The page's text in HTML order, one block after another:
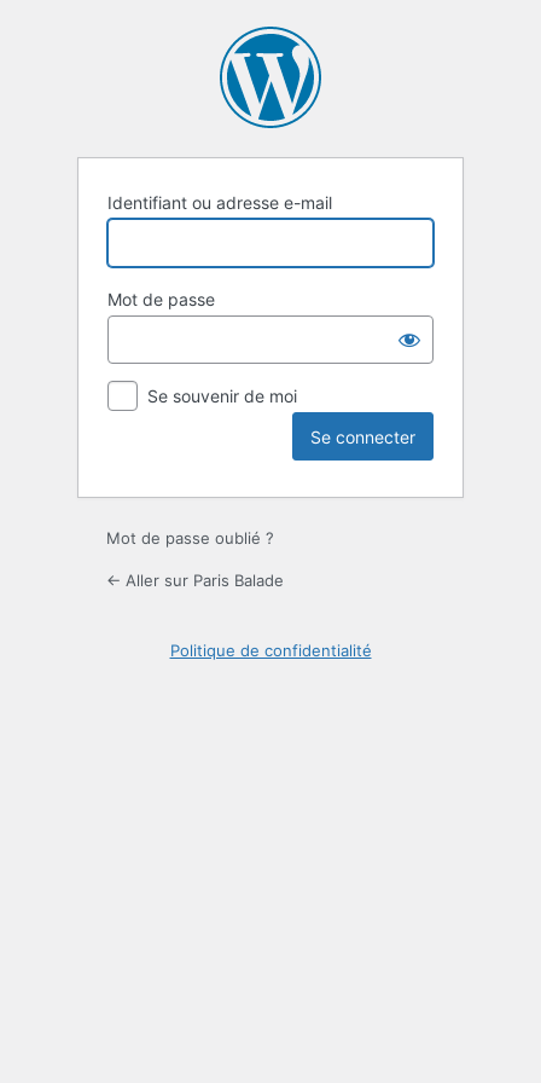
Identifiant ou adresse e-mail
Mot de passe
Se souvenir de moi
Mot de passe oublié ?
← Aller sur Paris Balade
Politique de confidentialité